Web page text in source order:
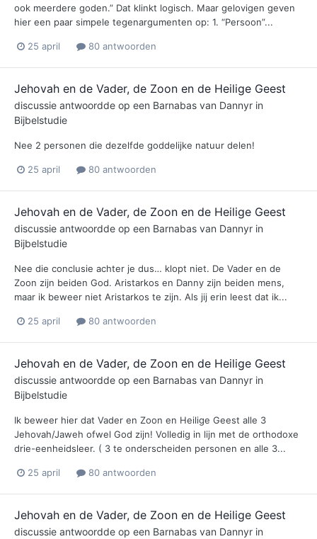
ook meerdere goden.” Dat klinkt logisch. Maar gelovigen geven
hier een paar simpele tegenargumenten op: 1. “Persoon”...
25 april 80 antwoorden
Jehovah en de Vader, de Zoon en de Heilige Geest
discussie antwoordde op een Barnabas van Dannyr in
Bijbelstudie
Nee 2 personen die dezelfde goddelijke natuur delen!
25 april 80 antwoorden
Jehovah en de Vader, de Zoon en de Heilige Geest
discussie antwoordde op een Barnabas van Dannyr in
Bijbelstudie
Nee die conclusie achter je dus… klopt niet. De Vader en de
Zoon zijn beiden God. Aristarkos en Danny zijn beiden mens,
maar ik beweer niet Aristarkos te zijn. Als jij erin leest dat ik...
25 april 80 antwoorden
Jehovah en de Vader, de Zoon en de Heilige Geest
discussie antwoordde op een Barnabas van Dannyr in
Bijbelstudie
Ik beweer hier dat Vader en Zoon en Heilige Geest alle 3
Jehovah/Jaweh ofwel God zijn! Volledig in lijn met de orthodoxe
drie-eenheidsleer. ( 3 te onderscheiden personen en alle 3...
25 april 80 antwoorden
Jehovah en de Vader, de Zoon en de Heilige Geest
discussie antwoordde op een Barnabas van Dannyr in